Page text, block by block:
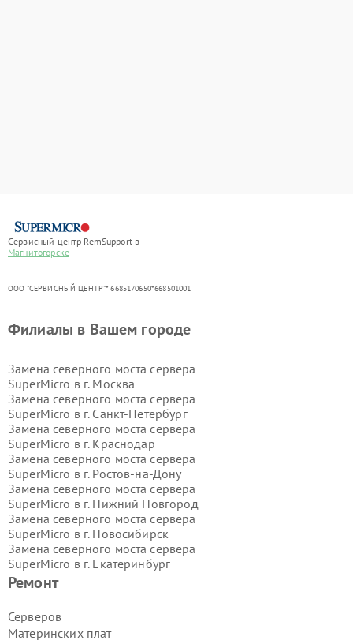
Сервисный центр RemSupport в
Магнитогорске
ООО "СЕРВИСНЫЙ ЦЕНТР"* 6685170650*668501001
Ремонт
Серверов
Материнских плат
Филиалы в Вашем городе
Замена северного моста сервера
SuperMicro в г. Москва
Замена северного моста сервера
SuperMicro в г. Санкт-Петербург
Замена северного моста сервера
SuperMicro в г. Краснодар
Замена северного моста сервера
SuperMicro в г. Ростов-на-Дону
Замена северного моста сервера
SuperMicro в г. Нижний Новгород
Замена северного моста сервера
SuperMicro в г. Новосибирск
Замена северного моста сервера
SuperMicro в г. Екатеринбург
Замена северного моста сервера
SuperMicro в г.
SuperMicro в г.
Замена северного моста сервера